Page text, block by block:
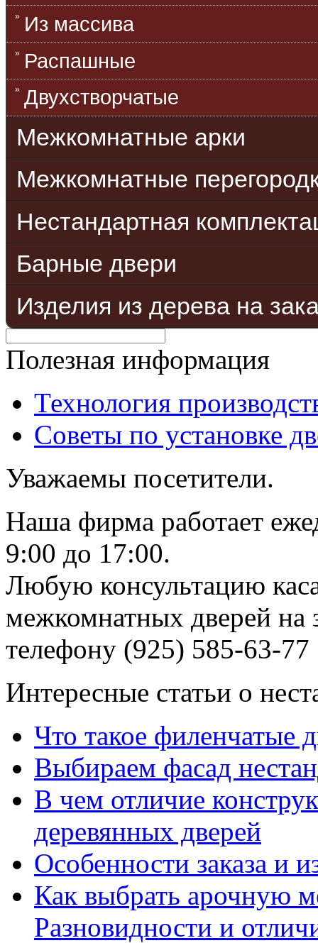
Из массива
Распашные
Двухстворчатые
Межкомнатные арки
Межкомнатные
Нестандартная
Барные двери
Изделия из дерева на
Полезная информация
Технология
Советы по установке
Уважаемы посетители.
Наша фирма работает
9:00 до 17:00.
Любую консультацию
межкомнатных дверей на
телефону (925) 585-63-77
Интересные статьи о
Что такое филенчатые
Выбираем фасад
В чем отличие
деревянных дверей
Особенности заказа и
Как выбрать арочную
Разновидности и